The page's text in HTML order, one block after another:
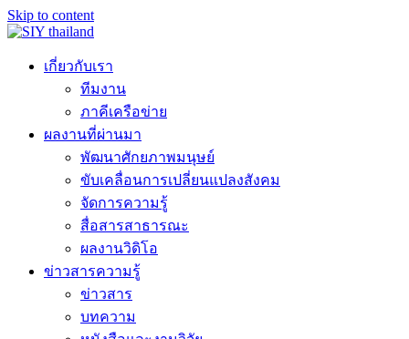
Skip to content
เกี่ยวกับเรา
ทีมงาน
ภาคีเครือข่าย
ผลงานที่ผ่านมา
พัฒนาศักยภาพมนุษย์
ขับเคลื่อนการเปลี่ยนแปลงสังคม
จัดการความรู้
สื่อสารสาธารณะ
ผลงานวิดิโอ
ข่าวสารความรู้
ข่าวสาร
บทความ